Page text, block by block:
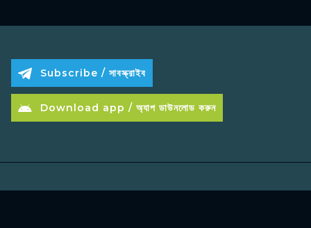
Subscribe / সাবস্ক্রাইব
Download app / অ্যাপ ডাউনলোড করুন